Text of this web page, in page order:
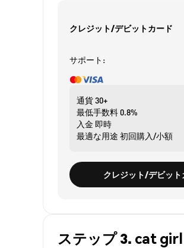
クレジット/デビットカード
サポート:
通貨30+
最低手数料0.8%
入金 即時
最適な用途 初回購入/小額
クレジット/デビット
ステップ 3. cat